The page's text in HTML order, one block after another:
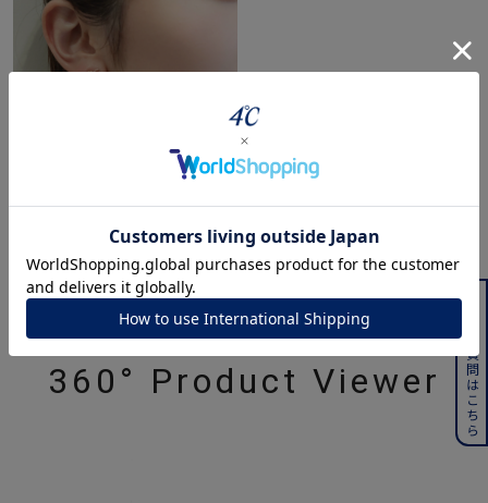
360° Product Viewer よくある質問はこちら